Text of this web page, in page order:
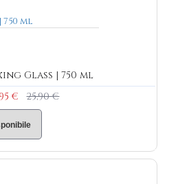
Glass | 750 ml
€
25,90 €